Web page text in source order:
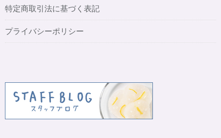
特定商取引法に基づく表記
プライバシーポリシー